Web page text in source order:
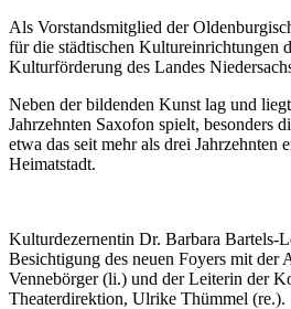
Als Vorstandsmitglied der
für die städtischen Kultureinrichtungen
Kulturförderung des Landes
Neben der bildenden Kunst lag und
Jahrzehnten Saxofon spielt, besonders
etwa das seit mehr als drei Jahrzehnten
Heimatstadt.
Kulturdezernentin Dr. Barbara Bartels-
Besichtigung des neuen Foyers mit der
Vennebörger (li.) und der Leiterin der
Theaterdirektion, Ulrike Thümmel (re.).